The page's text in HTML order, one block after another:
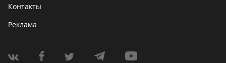
Контакты
Реклама